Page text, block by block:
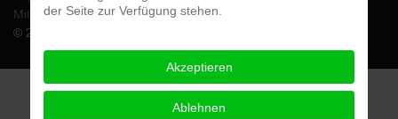
Mitglied werden
Ansprechpartner
© 2026 SPORT-CLUB BACH E.V.
der Seite zur Verfügung stehen.
Akzeptieren
Ablehnen